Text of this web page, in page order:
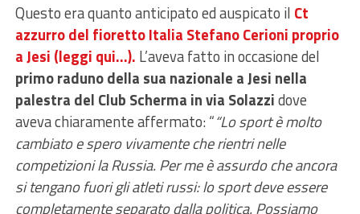
Questo era quanto anticipato ed auspicato il Ct
azzurro del fioretto Italia Stefano Cerioni proprio
a Jesi (leggi qui…). L’aveva fatto in occasione del
primo raduno della sua nazionale a Jesi nella
palestra del Club Scherma in via Solazzidove
aveva chiaramente affermato: ““Lo sport è molto
cambiato e spero vivamente che rientri nelle
competizioni la Russia. Per me è assurdo che ancora
si tengano fuori gli atleti russi: lo sport deve essere
completamente separato dalla politica. Possiamo